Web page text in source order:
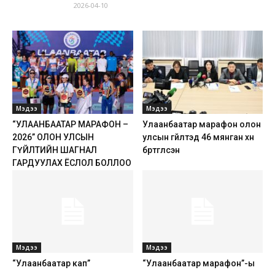
2026-04-10
Мэдээ
“УЛААНБААТАР МАРАФОН –
2026” ОЛОН УЛСЫН
ГҮЙЛТИЙН ШАГНАЛ
ГАРДУУЛАХ ЁСЛОЛ БОЛЛОО
Мэдээ
Улаанбаатар марафон олон
улсын гүйлтэд 46 мянган хүн
бүртгүүлсэн
Мэдээ
“Улаанбаатар кап”
Мэдээ
“Улаанбаатар марафон”-ы